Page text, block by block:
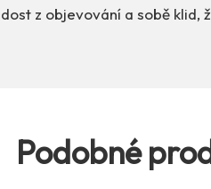
z objevování a sobě klid,
Podobné